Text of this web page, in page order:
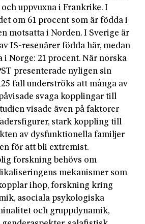
uppvuxna i Frankrike. I
om 61 procent som är födda i
motsatta i Norden. I Sverige är
IS-resenärer födda här, medan
i Norge: 21 procent. När norska
presenterade nyligen sin
fall underströks att många av
svaga kopplingar till
visade även på faktorer
stark koppling till
av dysfunktionella familjer
för att bli extremist.
forskning behövs om
mekanismer som
ihop, forskning kring
asociala psykologiska
och gruppdynamik,